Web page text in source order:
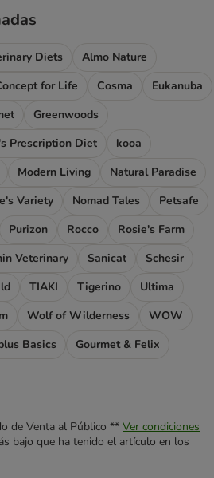
Diets
Almo Nature
for Life Cosma
Eukanuba
Greenwoods
Prescription Diet
kooa
Modern Living
Natural Paradise
Variety Nomad Tales
Petsafe
Purizon Rocco
Rosie's Farm
Veterinary Sanicat
Schesir
TIAKI Tigerino
Ultima
Wolf of Wilderness
WOW
Basics
Gourmet & Felix
de Venta al Público ** Ver condiciones
bajo que ha tenido el artículo en los